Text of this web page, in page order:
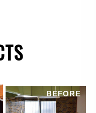
BEFORE
全性確保のために、
ています。